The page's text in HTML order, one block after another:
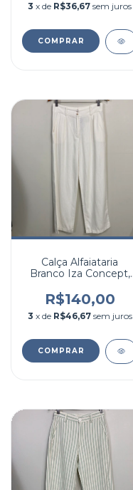
3 x de R$36,67 sem juros
COMPRAR
Calça Alfaiataria
Branco Iza Concept,
R$140,00
3 x de R$46,67 sem juros
COMPRAR